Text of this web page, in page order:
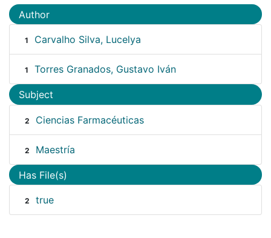
Author
1 Carvalho Silva, Lucelya
1 Torres Granados, Gustavo Iván
Subject
2 Ciencias Farmacéuticas
2 Maestría
Has File(s)
2 true